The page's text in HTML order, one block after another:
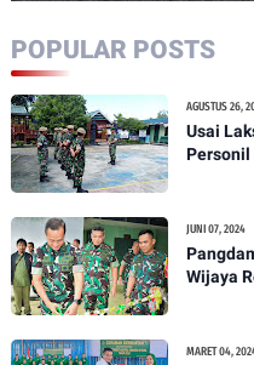
POPULAR POSTS
AGUSTUS 26,
Usai
Personil
JUNI 07, 2024
Wijaya
MARET 04,